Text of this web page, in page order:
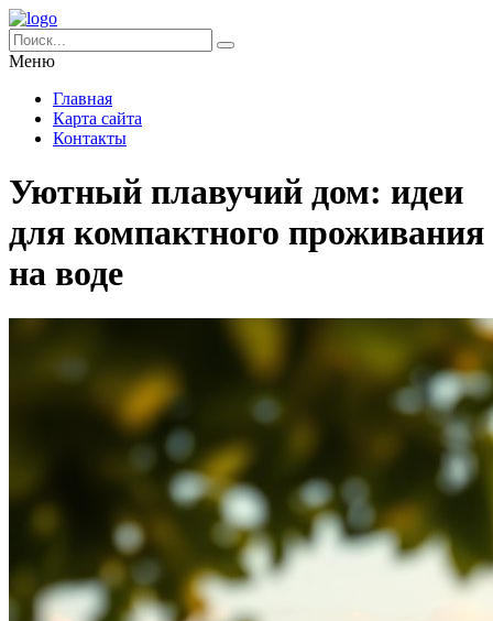
Меню
Главная
Карта сайта
Контакты
Уютный плавучий дом: идеи
для компактного проживания
на воде